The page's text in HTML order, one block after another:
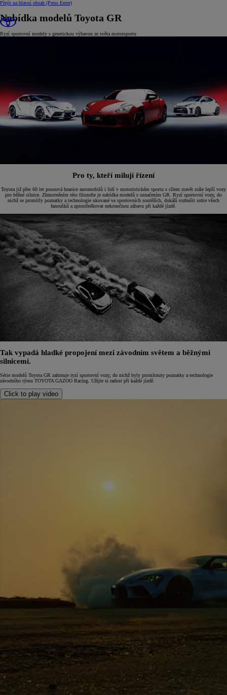
Přejít na hlavní obsah (Press Enter)
Nabídka modelů Toyota GR
Ryzí sportovní modely s genetickou výbavou ze světa motorsportu
Pro ty, kteří milují řízení
Toyota již přes 60 let posouvá hranice automobilů i lidí v motoristickém sportu s cílem stavět stále lepší vozy
pro běžné silnice. Zhmotněním této filozofie je nabídka modelů s označením GR. Ryzí sportovní vozy, do
nichž se promítly poznatky a technologie ukované ve sportovních soutěžích, dokáží rozbušit srdce všech
fanoušků a zprostředkovat nekonečnou zábavu při každé jízdě.
Tak vypadá hladké propojení mezi závodním světem a běžnými
silnicemi.
Série modelů Toyota GR zahrnuje ryzí sportovní vozy, do nichž byly promítnuty poznatky a technologie
závodního týmu TOYOTA GAZOO Racing. Užijte si radost při každé jízdě.
Click to play video